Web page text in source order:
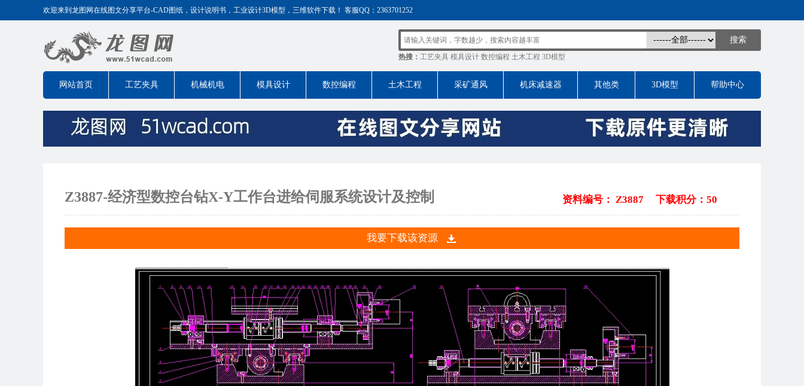
欢迎来到龙图网在线图文分享平台-CAD图纸，设计说明书，工业设计3D模型，三维软件下载！ 客服QQ：2363701252
热搜： 工艺夹具 模具设计 数控编程 土木工程 3D模型
网站首页 工艺夹具 机械机电 模具设计 数控编程 土木工程 采矿通风 机床减速器 其他类 3D模型 帮助中心
Z3887-经济型数控台钻X-Y工作台进给伺服系统设计及控制 下载积分：50
资料编号： Z3887
我要下载该资源